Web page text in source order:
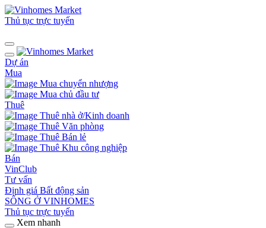
Thủ tục trực tuyến
Dự án
Mua
Mua chuyển nhượng
Mua chủ đầu tư
Thuê
Thuê nhà ở/Kinh doanh
Thuê Văn phòng
Thuê Bán lẻ
Thuê Khu công nghiệp
Bán
VinClub
Tư vấn
Định giá Bất động sản
SỐNG Ở VINHOMES
Thủ tục trực tuyến
Xem nhanh